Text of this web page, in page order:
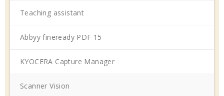
Teaching assistant
Abbyy fineready PDF 15
KYOCERA Capture Manager
Scanner Vision